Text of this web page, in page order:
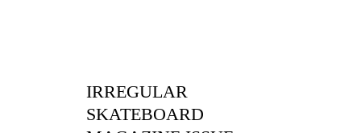
IRREGULAR
SKATEBOARD